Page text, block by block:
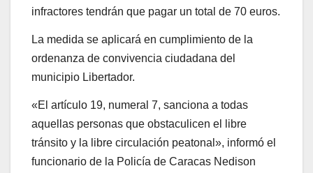
infractores tendrán que pagar un total de 70 euros.
La medida se aplicará en cumplimiento de la
ordenanza de convivencia ciudadana del
municipio Libertador.
«El artículo 19, numeral 7, sanciona a todas
aquellas personas que obstaculicen el libre
tránsito y la libre circulación peatonal», informó el
funcionario de la Policía de Caracas Nedison